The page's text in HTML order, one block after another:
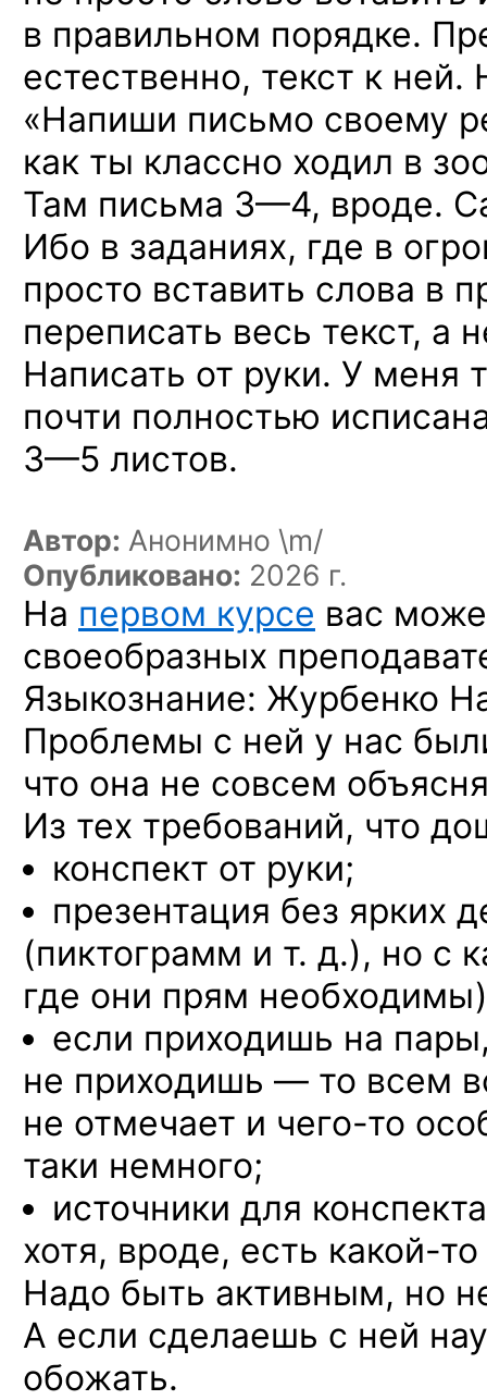
в правильном порядке.
естественно, текст к ней.
«Напиши письмо своему
как ты классно ходил в
Там письма 3—4, вроде.
Ибо в заданиях, где в
просто вставить слова в
переписать весь текст, а
Написать от руки. У меня
почти полностью
3—5 листов.
Автор: Анонимно \m/
Опубликовано: 2026 г.
На первом курсе вас
своеобразных
Языкознание: Журбенко
Проблемы с ней у нас
что она не совсем
Из тех требований, что
конспект от руки;
презентация без ярких
(пиктограмм и т. д.), но с
где они прям
если приходишь на
не приходишь — то всем
не отмечает и чего-то
таки немного;
источники для
хотя, вроде, есть какой-то
Надо быть активным, но
А если сделаешь с ней
обожать.